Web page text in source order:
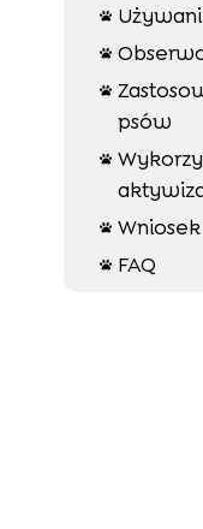



psów

 Wniosek
 FAQ